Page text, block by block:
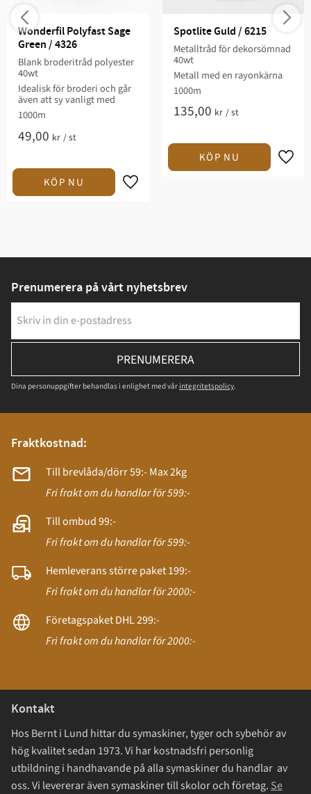
Wonderfil Polyfast Sage
Green / 4326
Blank broderitråd polyester
40wt
Idealisk för broderi och går
även att sy vanligt med
1000m
49,00 kr /st
Spotlite Guld / 6215
Metalltråd för dekorsömnad
40wt
Metall med en rayonkärna
1000m
135,00 kr /st
Prenumerera på vårt nyhetsbrev
PRENUMERERA
Dina personuppgifter behandlas i enlighet med vår integritetspolicy.
Fraktkostnad:
Till brevlåda/dörr 59:- Max 2kg
Fri frakt om du handlar för 599:-
Till ombud 99:-
Fri frakt om du handlar för 599:-
Hemleverans större paket 199:-
Fri frakt om du handlar för 2000:-
Företagspaket DHL 299:-
Fri frakt om du handlar för 2000:-
Kontakt
Hos Bernt i Lund hittar du symaskiner, tyger och sybehör av
hög kvalitet sedan 1973. Vi har kostnadsfri personlig
utbildning i handhavande på alla symaskiner du handlar av
oss. Vi levererar även symaskiner till skolor och företag. Se